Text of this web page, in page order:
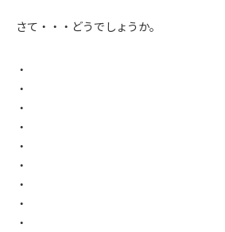
さて・・・どうでしょうか。
・
・
・
・
・
・
・
・
・